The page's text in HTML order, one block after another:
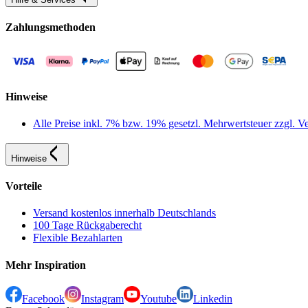
Zahlungsmethoden
Hinweise
Alle Preise inkl. 7% bzw. 19% gesetzl. Mehrwertsteuer zzgl.
Hinweise
Vorteile
Versand kostenlos innerhalb Deutschlands
100 Tage Rückgaberecht
Flexible Bezahlarten
Mehr Inspiration
Facebook Instagram Youtube
Linkedin